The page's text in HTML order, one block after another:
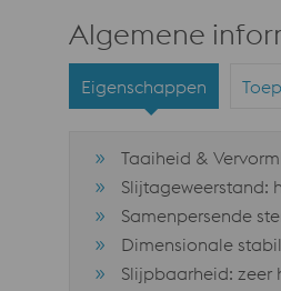
Algemene
Eigenschappen
Taaiheid &
Slijtageweerstand:
Samenpersende
Dimensionale
Slijpbaarheid: zeer